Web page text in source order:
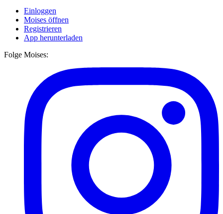
Einloggen
Moises öffnen
Registrieren
App herunterladen
Folge Moises: